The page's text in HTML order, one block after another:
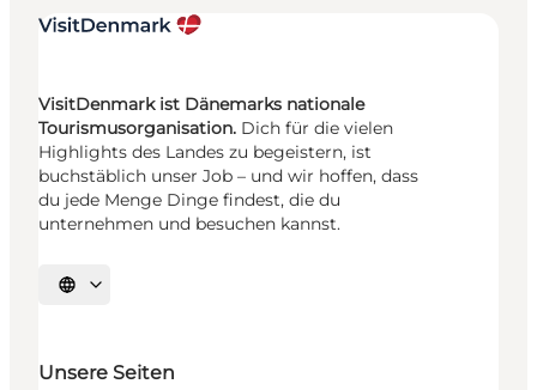
VisitDenmark ist Dänemarks nationale
Tourismusorganisation. Dich für die vielen
Highlights des Landes zu begeistern, ist
buchstäblich unser Job – und wir hoffen, dass
du jede Menge Dinge findest, die du
unternehmen und besuchen kannst.
Sprache auswählen
Unsere Seiten